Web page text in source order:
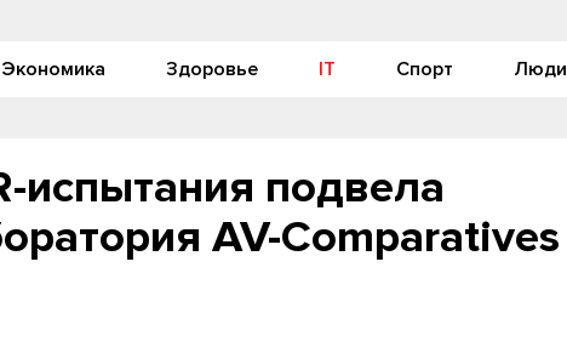
Экономика Здоровье IT Спорт Люди
испытания подвела
AV-Comparatives